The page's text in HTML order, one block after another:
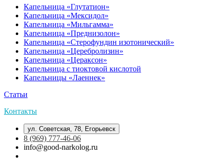
Капельница «Глутатион»
Капельница «Мексидол»
Капельница «Мильгамма»
Капельница «Преднизолон»
Капельница «Стерофундин изотонический»
Капельница «Церебролизин»
Капельница «Цераксон»
Капельница с тиоктовой кислотой
Капельницы «Лаеннек»
Статьи
Контакты
ул. Советская, 78, Егорьевск
8 (969) 777-46-06
info@good-narkolog.ru